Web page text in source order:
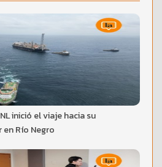
inició el viaje hacia su
Río Negro